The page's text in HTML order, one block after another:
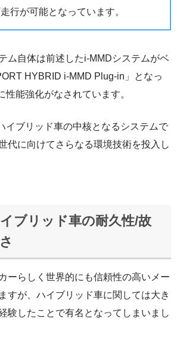
行が可能となっています。
ム自体は前述したi-MMDシステムがベ
HYBRID i-MMD Plug-in」となっ
性能強化がなされています。
イブリッド車の中核となるシステムで
代に向けてさらなる環境技術を投入し
ブリッド車の耐久性/故
ーらしく世界的にも信頼性の高いメー
すが、ハイブリッド車に関しては大き
験したことで有名となってしまいまし